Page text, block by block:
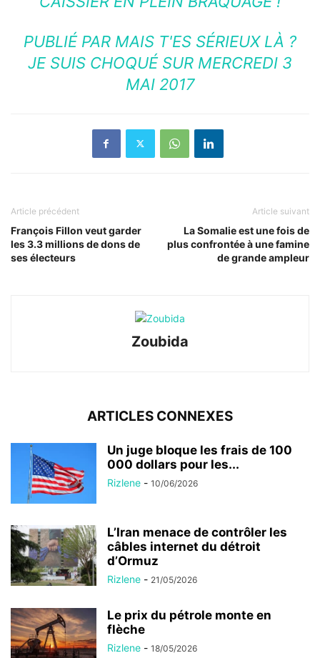
PUBLIÉ PAR MAIS T'ES SÉRIEUX LÀ ?
JE SUIS CHOQUÉSUR MERCREDI 3
MAI 2017
Article précédent
François Fillon veut garder
les 3.3 millions de dons de
ses électeurs
Article suivant
La Somalie est une fois de
plus confrontée à une famine
de grande ampleur
Zoubida
ARTICLES CONNEXES
Un juge bloque les frais de 100
000 dollars pour les...
Rizlene - 10/06/2026
L’Iran menace de contrôler les
câbles internet du détroit
d’Ormuz
Rizlene - 21/05/2026
Le prix du pétrole monte en
flèche
Rizlene - 18/05/2026